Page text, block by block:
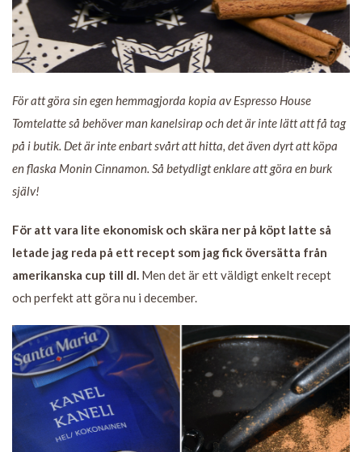
För att göra sin egen hemmagjorda kopia av Espresso House
Tomtelatte så behöver man kanelsirap och det är inte lätt att få tag
på i butik. Det är inte enbart svårt att hitta, det även dyrt att köpa
en flaska Monin Cinnamon. Så betydligt enklare att göra en burk
själv!
För att vara lite ekonomisk och skära ner på köpt latte så
letade jag reda på ett recept som jag fick översätta från
amerikanska cup till dl. Men det är ett väldigt enkelt recept
och perfekt att göra nu i december.